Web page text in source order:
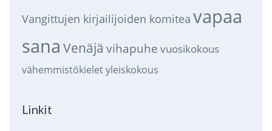
Vangittujen kirjailijoiden komitea vapaa
sana Venäjä vihapuhe vuosikokous
vähemmistökieletyleiskokous
Linkit